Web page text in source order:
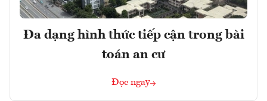
Đa dạng hình thức tiếp cận trong bài
toán an cư
Đọc ngay